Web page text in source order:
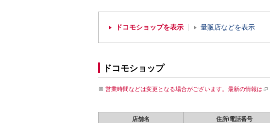
ドコモショップを表示 量販店などを表示
ドコモショップ
営業時間などは変更となる場合がございます。最新の情報は
店舗名 住所/電話番号